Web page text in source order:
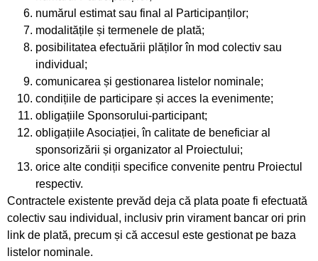
numărul estimat sau final al Participanților;
modalitățile și termenele de plată;
posibilitatea efectuării plăților în mod colectiv sau
individual;
comunicarea și gestionarea listelor nominale;
condițiile de participare și acces la evenimente;
obligațiile Sponsorului-participant;
obligațiile Asociației, în calitate de beneficiar al
sponsorizării și organizator al Proiectului;
orice alte condiții specifice convenite pentru Proiectul
respectiv.
Contractele existente prevăd deja că plata poate fi efectuată
colectiv sau individual, inclusiv prin virament bancar ori prin
link de plată, precum și că accesul este gestionat pe baza
listelor nominale.